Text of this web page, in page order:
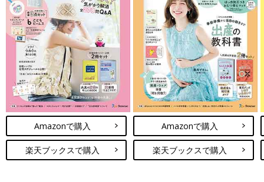
Amazonで購入
楽天ブックスで購入
Amazonで購入
楽天ブックスで購入